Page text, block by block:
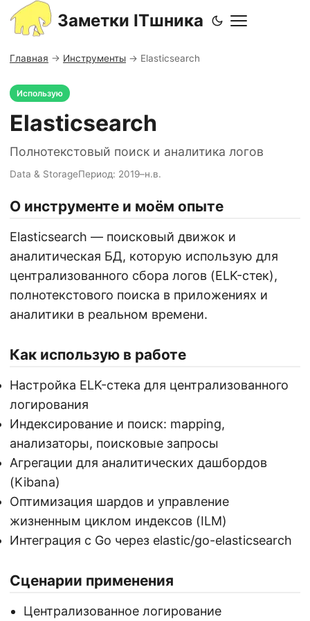
Заметки ITшника
Главная → Инструменты → Elasticsearch
Использую
Elasticsearch
Полнотекстовый поиск и аналитика логов
Data & StorageПериод: 2019–н.в.
О инструменте и моём опыте
Elasticsearch — поисковый движок и
аналитическая БД, которую использую для
централизованного сбора логов (ELK-стек),
полнотекстового поиска в приложениях и
аналитики в реальном времени.
Как использую в работе
Настройка ELK-стека для централизованного
логирования
Индексирование и поиск: mapping,
анализаторы, поисковые запросы
Агрегации для аналитических дашбордов
(Kibana)
Оптимизация шардов и управление
жизненным циклом индексов (ILM)
Интеграция с Go через elastic/go-elasticsearch
Сценарии применения
Централизованное логирование